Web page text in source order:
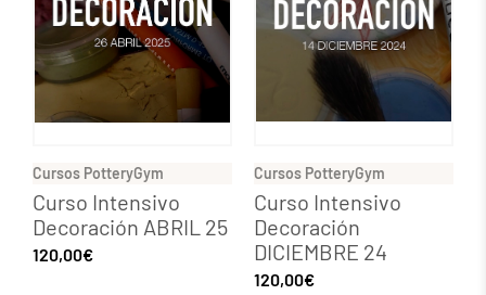
Cursos PotteryGym
Curso Intensivo
Decoración ABRIL 25
120,00€
Cursos PotteryGym
Curso Intensivo
Decoración
DICIEMBRE 24
120,00€